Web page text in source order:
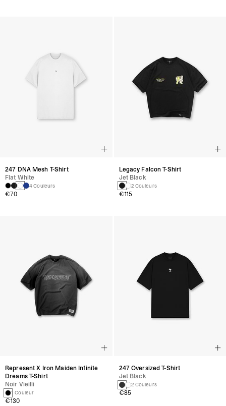
247 DNA Mesh T-Shirt
Flat White
4 Couleurs
€70
Legacy Falcon T-Shirt
Jet Black
2 Couleurs
€115
Represent X Iron Maiden Infinite
Dreams T-Shirt
Noir Vieilli
1 Couleur
€130
247 Oversized T-Shirt
Jet Black
2 Couleurs
€85